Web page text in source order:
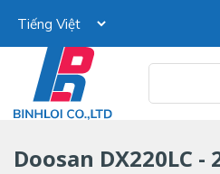
Doosan DX220LC -